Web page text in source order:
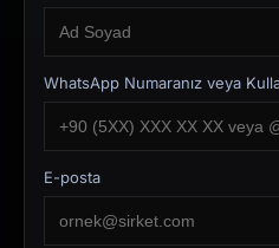
WhatsApp Numaranız veya
E-posta